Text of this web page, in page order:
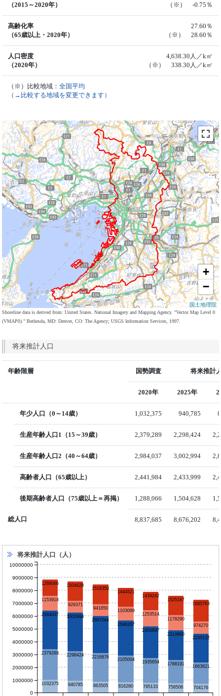
（2015～2020年）
（※） -0.75％
高齢化率
（65歳以上・2020年）
27.60％
（※） 28.60％
人口密度
（2020年）
4,638.30人／k㎡
（※） 338.30人／k㎡
（※）比較地域：全国平均
（→比較する地域を変更できます）
+
−
国土地理院
Shoreline data is derived from: United States. National Imagery and Mapping Agency. "Vector Map Level 0
(VMAP0)." Bethesda, MD: Denver, CO: The Agency; USGS Information Services, 1997.
将来推計人口
年齢階層 国勢調査 将来推計
2020年 2025年
年少人口（0～14歳） 1,032,375 940,785
生産年齢人口1（15～39歳） 2,379,289 2,298,424
生産年齢人口2（40～64歳） 2,984,037 3,002,994
高齢者人口（65歳以上） 2,441,984 2,433,999
後期高齢者人口（75歳以上＝再掲） 1,288,066 1,504,628
総人口 8,837,685 8,676,202
将来推計人口（人）
1032375 940785 863505 816280 795133 758508 704176
2379289 2298424 2216876 2105004 1935654 1788191 1663821
2984037 3002994
2897044
2698287
2450897
2319960
2235132
1153918
929371
941850
1103099
1253514
1178290
974270
1288066 1504628
1518350
1444521
1439242
1525187
1685783
0
1000000
2000000
3000000
4000000
5000000
6000000
7000000
8000000
9000000
10000000